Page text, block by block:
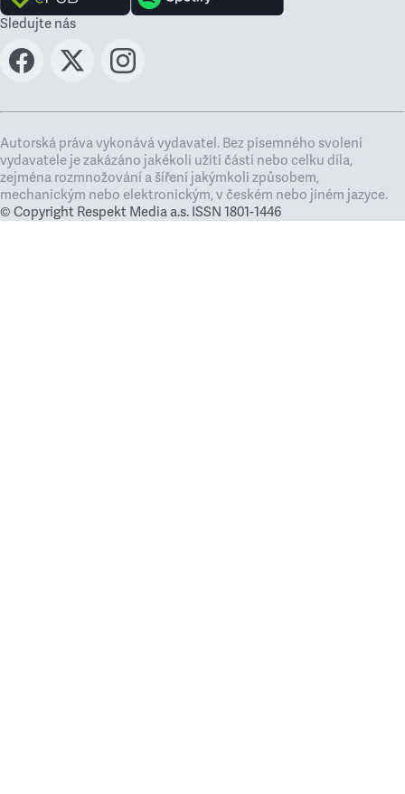
Sledujte nás
Autorská práva vykonává vydavatel. Bez písemného svolení
vydavatele je zakázáno jakékoli užití částí nebo celku díla,
zejména rozmnožování a šíření jakýmkoli způsobem,
mechanickým nebo elektronickým, v českém nebo jiném jazyce.
© Copyright Respekt Media a.s. ISSN 1801-1446